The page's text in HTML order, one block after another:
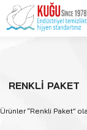
RENKLI PAKET
Ürünler “Renkli Paket”